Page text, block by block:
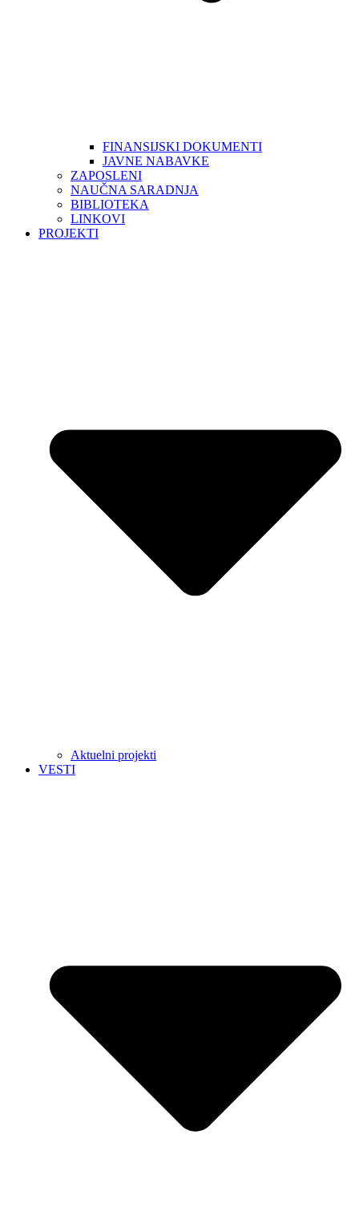
FINANSIJSKI DOKUMENTI
JAVNE NABAVKE
ZAPOSLENI
NAUČNA SARADNJA
BIBLIOTEKA
LINKOVI
PROJEKTI
Aktuelni projekti
VESTI